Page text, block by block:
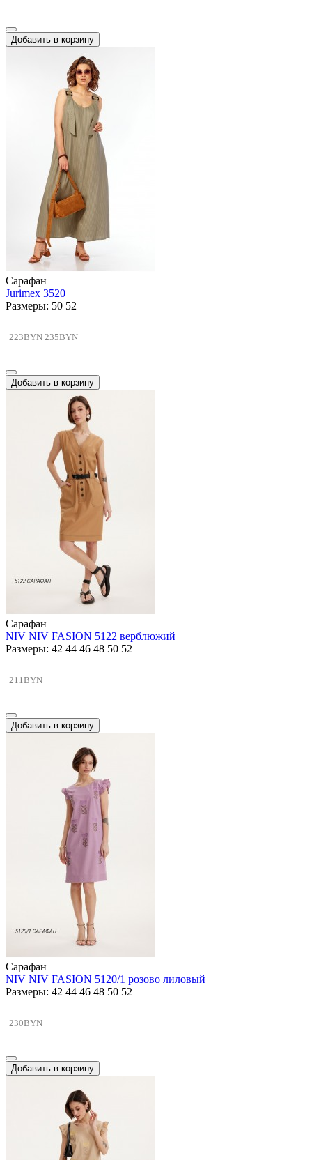
Добавить в корзину
Сарафан
Jurimex 3520
Размеры: 50 52
223BYN 235BYN
Добавить в корзину
Сарафан
NIV NIV FASION 5122 верблюжий
Размеры: 42 44 46 48 50 52
211BYN
Добавить в корзину
Сарафан
NIV NIV FASION 5120/1 розово лиловый
Размеры: 42 44 46 48 50 52
230BYN
Добавить в корзину